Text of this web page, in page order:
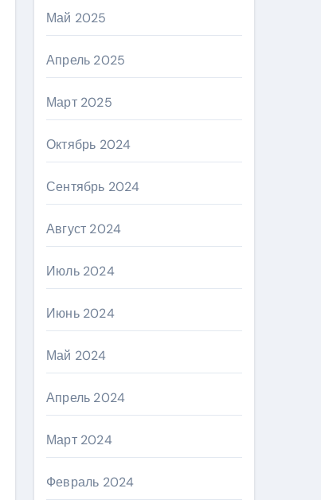
Май 2025
Апрель 2025
Март 2025
Октябрь 2024
Сентябрь 2024
Август 2024
Июль 2024
Июнь 2024
Май 2024
Апрель 2024
Март 2024
Февраль 2024